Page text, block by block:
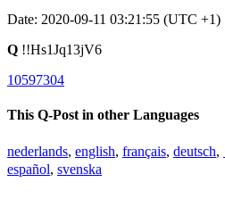
Date: 2020-09-11 03:21:55 (UTC +1)
Q !!Hs1Jq13jV6
10597304
This Q-Post in other Languages
nederlands, english, français, deutsch,
español, svenska